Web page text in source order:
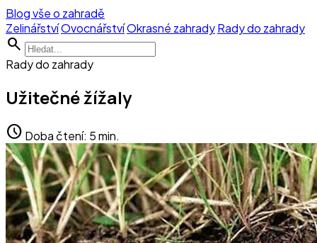
Blog vše o zahradě
ZelinářstvíOvocnářstvíOkrasné zahradyRady do zahrady
search
Rady do zahrady
Užitečné žížaly
schedule Doba čtení: 5 min.